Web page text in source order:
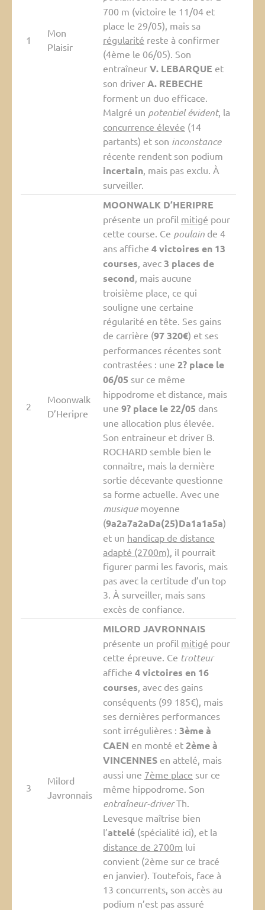
1
Mon
Plaisir
700 m (victoire le 11/04 et
place le 29/05), mais sa
régularité reste à confirmer
(4ème le 06/05). Son
entraîneur V. LEBARQUE et
son driver A. REBECHE
forment un duo efficace.
Malgré un potentiel évident, la
concurrence élevée (14
partants) et son inconstance
récente rendent son podium
incertain, mais pas exclu. À
surveiller.
2
Moonwalk
D’Heripre
MOONWALK D’HERIPRE
présente un profil mitigé pour
cette course. Ce poulainde 4
ans affiche 4 victoires en 13
courses, avec 3 places de
second, mais aucune
troisième place, ce qui
souligne une certaine
régularité en tête. Ses gains
de carrière (97 320€) et ses
performances récentes sont
contrastées : une 2? place le
06/05 sur ce même
hippodrome et distance, mais
une 9? place le 22/05 dans
une allocation plus élevée.
Son entraineur et driver B.
ROCHARD semble bien le
connaître, mais la dernière
sortie décevante questionne
sa forme actuelle. Avec une
musiquemoyenne
(9a2a7a2aDa(25)Da1a1a5a)
et un handicap de distance
adapté (2700m), il pourrait
figurer parmi les favoris, mais
pas avec la certitude d’un top
3. À surveiller, mais sans
excès de confiance.
3
Milord
Javronnais
MILORD JAVRONNAIS
présente un profil mitigé pour
cette épreuve. Ce trotteur
affiche 4 victoires en 16
courses, avec des gains
conséquents (99 185€), mais
ses dernières performances
sont irrégulières : 3ème à
CAEN en monté et 2ème à
VINCENNESen attelé, mais
aussi une 7ème place sur ce
même hippodrome. Son
entraîneur-driverTh.
Levesque maîtrise bien
l’attelé(spécialité ici), et la
distance de 2700m lui
convient (2ème sur ce tracé
en janvier). Toutefois, face à
13 concurrents, son accès au
podium n’est pas assuré